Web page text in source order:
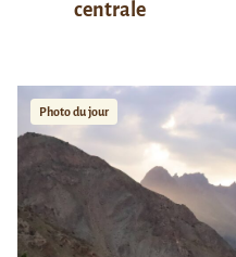
centrale
Photo du jour